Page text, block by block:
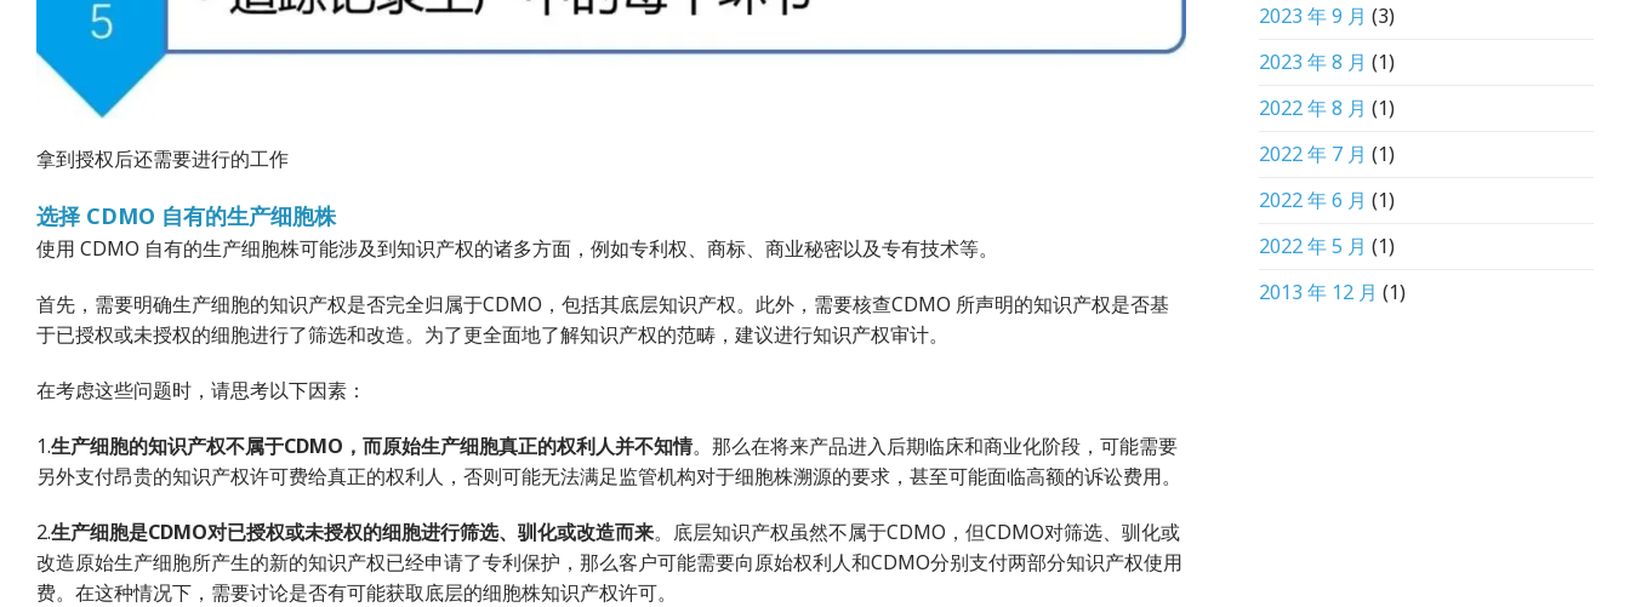
拿到授权后还需要进行的工作
选择 CDMO 自有的生产细胞株
使用 CDMO 自有的生产细胞株可能涉及到知识产权的诸多方面，例如专利权、商标、商业秘密以及专有技术等。
首先，需要明确生产细胞的知识产权是否完全归属于CDMO，包括其底层知识产权。此外，需要核查CDMO 所声明的知识产权是否基
于已授权或未授权的细胞进行了筛选和改造。为了更全面地了解知识产权的范畴，建议进行知识产权审计。
在考虑这些问题时，请思考以下因素：
1.生产细胞的知识产权不属于CDMO，而原始生产细胞真正的权利人并不知情。那么在将来产品进入后期临床和商业化阶段，可能需要
另外支付昂贵的知识产权许可费给真正的权利人，否则可能无法满足监管机构对于细胞株溯源的要求，甚至可能面临高额的诉讼费用。
2.生产细胞是CDMO对已授权或未授权的细胞进行筛选、驯化或改造而来。底层知识产权虽然不属于CDMO，但CDMO对筛选、驯化或
改造原始生产细胞所产生的新的知识产权已经申请了专利保护，那么客户可能需要向原始权利人和CDMO分别支付两部分知识产权使用
费。在这种情况下，需要讨论是否有可能获取底层的细胞株知识产权许可。
2023 年 9 月 (3)
2023 年 8 月 (1)
2022 年 8 月 (1)
2022 年 7 月 (1)
2022 年 6 月 (1)
2022 年 5 月 (1)
2013 年 12 月 (1)